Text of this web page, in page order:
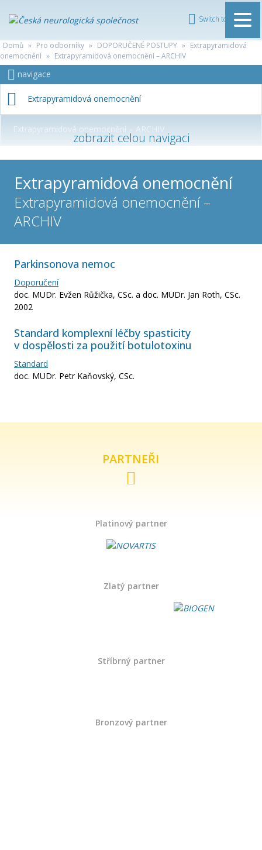
Switch to English
ČESKÁ
NEUROLOGICKÁ
SPOLEČNOST
Domů » Pro odborníky » DOPORUČENÉ POSTUPY » Extrapyramidová
onemocnění » Extrapyramidová onemocnění – ARCHIV
navigace
Extrapyramidová onemocnění
Extrapyramidová onemocnění – ARCHIV
Extrapyramidová onemocnění
Extrapyramidová onemocnění –
ARCHIV
Parkinsonova nemoc
Doporučení
doc. MUDr. Evžen Růžička, CSc. a doc. MUDr. Jan Roth, CSc.
2002
Standard komplexní léčby spasticity
v dospělosti za použití botulotoxinu
Standard
doc. MUDr. Petr Kaňovský, CSc.
PARTNEŘI
Platinový partner
Zlatý partner
Stříbrný partner
Bronzový partner